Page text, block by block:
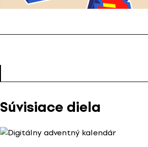
Súvisiace diela